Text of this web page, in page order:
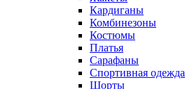
Кардиганы
Комбинезоны
Костюмы
Платья
Сарафаны
Спортивная одежда
Шорты